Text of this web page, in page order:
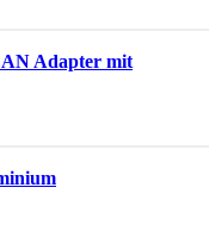
Adapter mit